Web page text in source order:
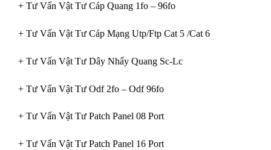
+ Tư Vấn Vật Tư Cáp Quang 1fo – 96fo
+ Tư Vấn Vật Tư Cáp Mạng Utp/Ftp Cat 5 /Cat 6
+ Tư Vấn Vật Tư Dây Nhẩy Quang Sc-Lc
+ Tư Vấn Vật Tư Odf 2fo – Odf 96fo
+ Tư Vấn Vật Tư Patch Panel 08 Port
+ Tư Vấn Vật Tư Patch Panel 16 Port